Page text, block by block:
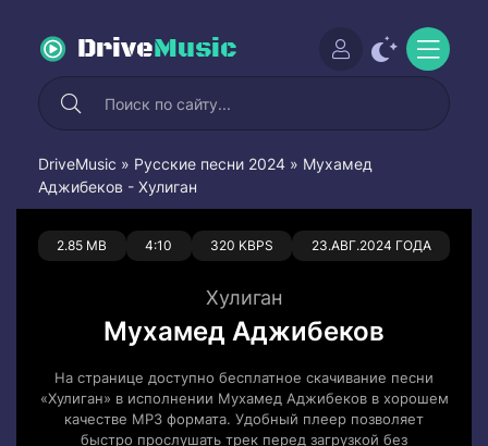
DriveMusic
DriveMusic » Русские песни 2024 » Мухамед
Аджибеков - Хулиган
2.85 MB 4:10 320 KBPS 23.АВГ.2024 ГОДА
0 0
Хулиган
Мухамед Аджибеков
На странице доступно бесплатное скачивание песни
«Хулиган» в исполнении Мухамед Аджибеков в хорошем
качестве MP3 формата. Удобный плеер позволяет
быстро прослушать трек перед загрузкой без